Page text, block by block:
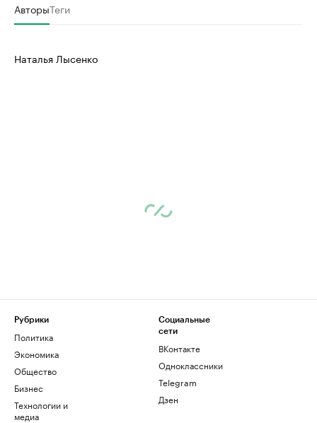
АвторыТеги
Наталья Лысенко
Рубрики
Политика
Экономика
Общество
Бизнес
Технологии и
медиа
Социальные
сети
ВКонтакте
Одноклассники
Telegram
Дзен